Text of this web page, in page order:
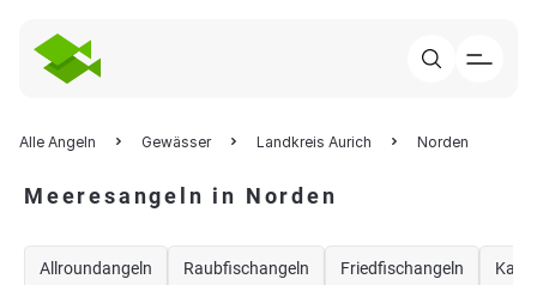
Alle Angeln Gewässer Landkreis Aurich Norden
Meeresangeln in Norden
Allroundangeln Raubfischangeln Friedfischangeln